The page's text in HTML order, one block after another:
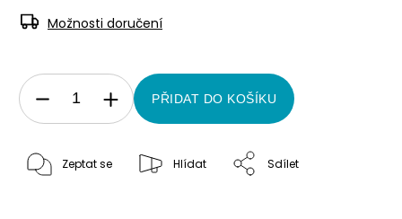
Možnosti doručení
PŘIDAT DO KOŠÍKU
Zeptat se Hlídat Sdílet